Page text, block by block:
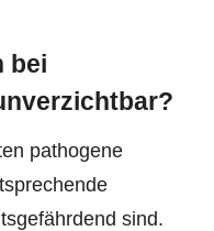
bei
pathogene
sind.